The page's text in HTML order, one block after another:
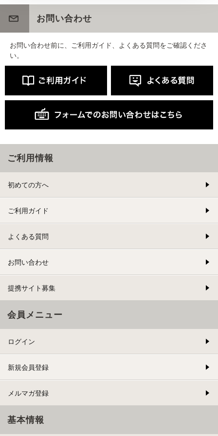
お問い合わせ
お問い合わせ前に、ご利用ガイド、よくある質問をご確認くださ
い。
ご利用情報
初めての方へ
ご利用ガイド
よくある質問
お問い合わせ
提携サイト募集
会員メニュー
ログイン
新規会員登録
メルマガ登録
基本情報